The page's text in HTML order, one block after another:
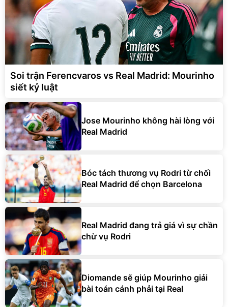
Soi trận Ferencvaros vs Real Madrid: Mourinho
siết kỷ luật
Jose Mourinho không hài lòng với
Real Madrid
Bóc tách thương vụ Rodri từ chối
Real Madrid để chọn Barcelona
Real Madrid đang trả giá vì sự chần
chừ vụ Rodri
Diomande sẽ giúp Mourinho giải
bài toán cánh phải tại Real